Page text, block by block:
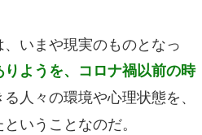
いまや現実のものとなっ
ようを、コロナ禍以前の時
人々の環境や心理状態を、
いうことなのだ。